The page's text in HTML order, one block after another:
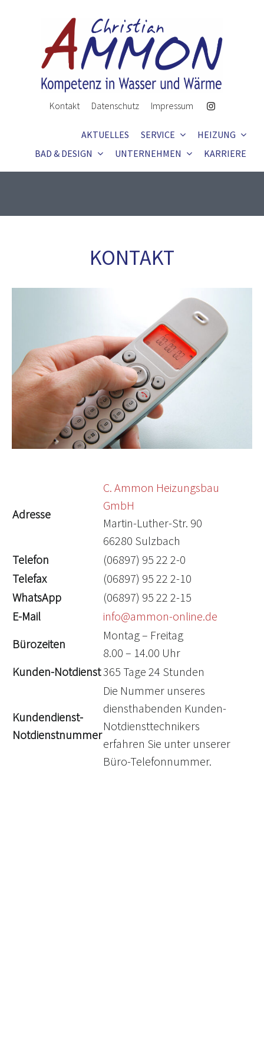
Kontakt Datenschutz Impressum
AKTUELLES SERVICE
HEIZUNG
BAD & DESIGN
UNTERNEHMEN KARRIERE
KONTAKT
Adresse
C. Ammon Heizungsbau
GmbH
Martin-Luther-Str. 90
66280 Sulzbach
Telefon
(06897) 95 22 2-0
Telefax
(06897) 95 22 2-10
WhatsApp
(06897) 95 22 2-15
E-Mail
info@ammon-online.de
Bürozeiten
Montag – Freitag
8.00 – 14.00 Uhr
Kunden-Notdienst365 Tage 24 Stunden
Kundendienst-
Notdienstnummer
Die Nummer unseres
diensthabenden Kunden-
Notdiensttechnikers
erfahren Sie unter unserer
Büro-Telefonnummer.